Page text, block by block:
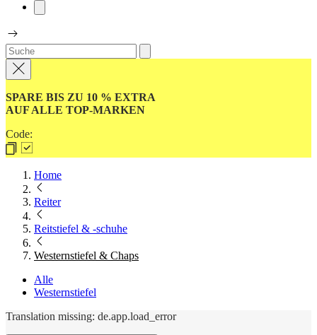
SPARE BIS ZU 10 % EXTRA
AUF ALLE TOP-MARKEN
Code:
Home
Reiter
Reitstiefel & -schuhe
Westernstiefel & Chaps
Alle
Westernstiefel
Translation missing: de.app.load_error